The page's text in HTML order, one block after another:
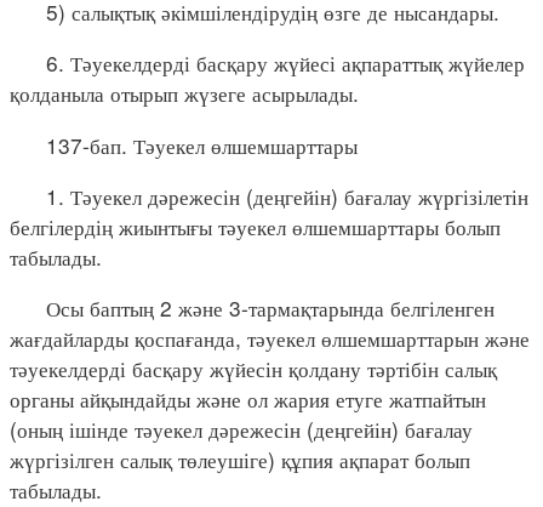
5) салықтық әкімшілендірудің өзге де нысандары.
6. Тәуекелдерді басқару жүйесі ақпараттық жүйелер
қолданыла отырып жүзеге асырылады.
137-бап. Тәуекел өлшемшарттары
1. Тәуекел дәрежесін (деңгейін) бағалау жүргізілетін
белгілердің жиынтығы тәуекел өлшемшарттары болып
табылады.
Осы баптың 2 және 3-тармақтарында белгіленген
жағдайларды қоспағанда, тәуекел өлшемшарттарын және
тәуекелдерді басқару жүйесін қолдану тәртібін салық
органы айқындайды және ол жария етуге жатпайтын
(оның ішінде тәуекел дәрежесін (деңгейін) бағалау
жүргізілген салық төлеушіге) құпия ақпарат болып
табылады.